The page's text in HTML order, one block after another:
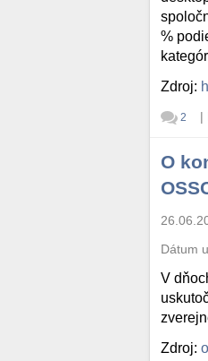
%
Zdroj:
2 |
O
Dátum
V
Zdroj: